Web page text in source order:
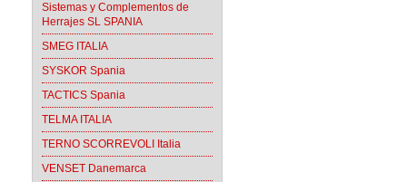
Sistemas y Complementos de
Herrajes SL SPANIA
SMEG ITALIA
SYSKOR Spania
TACTICS Spania
TELMA ITALIA
TERNO SCORREVOLI Italia
VENSET Danemarca